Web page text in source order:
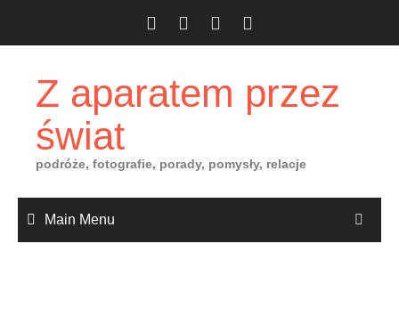
Z aparatem przez
świat
podróże, fotografie, porady, pomysły, relacje
Main Menu